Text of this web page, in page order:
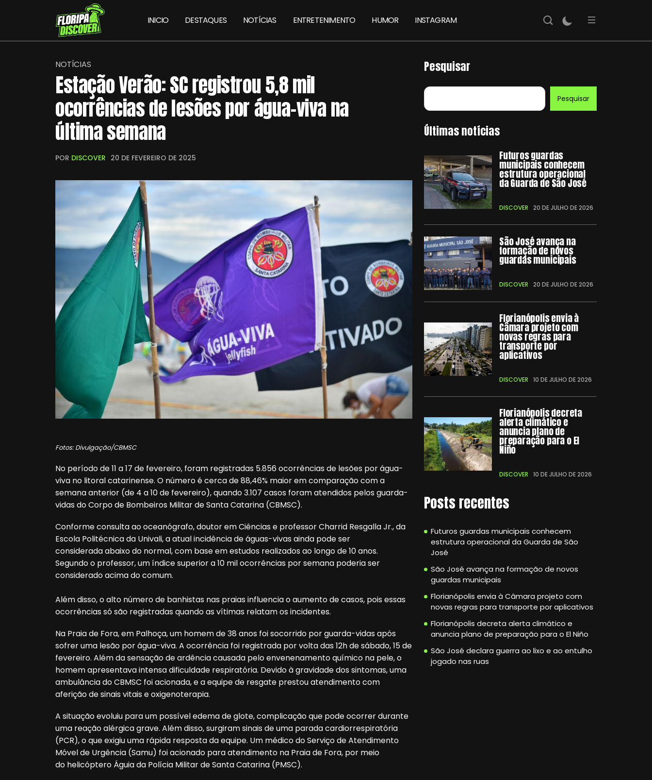
INICIO DESTAQUES NOTÍCIAS ENTRETENIMENTO HUMOR INSTAGRAM
NOTÍCIAS
Estação Verão: SC registrou 5,8 mil
ocorrências de lesões por água-viva na
última semana
POR DISCOVER 20 DE FEVEREIRO DE 2025
Fotos: Divulgação/CBMSC
No período de 11 a 17 de fevereiro, foram registradas 5.856 ocorrências de lesões por água-
viva no litoral catarinense. O número é cerca de 88,46% maior em comparação com a
semana anterior (de 4 a 10 de fevereiro), quando 3.107 casos foram atendidos pelos guarda-
vidas do Corpo de Bombeiros Militar de Santa Catarina (CBMSC).
Conforme consulta ao oceanógrafo, doutor em Ciências e professor Charrid Resgalla Jr., da
Escola Politécnica da Univali, a atual incidência de águas-vivas ainda pode ser
considerada abaixo do normal, com base em estudos realizados ao longo de 10 anos.
Segundo o professor, um índice superior a 10 mil ocorrências por semana poderia ser
considerado acima do comum.
Além disso, o alto número de banhistas nas praias influencia o aumento de casos, pois essas
ocorrências só são registradas quando as vítimas relatam os incidentes.
Na Praia de Fora, em Palhoça, um homem de 38 anos foi socorrido por guarda-vidas após
sofrer uma lesão por água-viva. A ocorrência foi registrada por volta das 12h de sábado, 15 de
fevereiro. Além da sensação de ardência causada pelo envenenamento químico na pele, o
homem apresentava intensa dificuldade respiratória. Devido à gravidade dos sintomas, uma
ambulância do CBMSC foi acionada, e a equipe de resgate prestou atendimento com
aferição de sinais vitais e oxigenoterapia.
A situação evoluiu para um possível edema de glote, complicação que pode ocorrer durante
uma reação alérgica grave. Além disso, surgiram sinais de uma parada cardiorrespiratória
(PCR), o que exigiu uma rápida resposta da equipe. Um médico do Serviço de Atendimento
Móvel de Urgência (Samu) foi acionado para atendimento na Praia de Fora, por meio
do helicóptero Águia da Polícia Militar de Santa Catarina (PMSC).
Pesquisar
Pesquisar
Últimas notícias
Futuros guardas
municipais conhecem
estrutura operacional
da Guarda de São José
DISCOVER 20 DE JULHO DE 2026
São José avança na
formação de novos
guardas municipais
DISCOVER 20 DE JULHO DE 2026
Florianópolis envia à
Câmara projeto com
novas regras para
transporte por
aplicativos
DISCOVER 10 DE JULHO DE 2026
Florianópolis decreta
alerta climático e
anuncia plano de
preparação para o El
Niño
DISCOVER 10 DE JULHO DE 2026
Posts recentes
Futuros guardas municipais conhecem
estrutura operacional da Guarda de São
José
São José avança na formação de novos
guardas municipais
Florianópolis envia à Câmara projeto com
novas regras para transporte por aplicativos
Florianópolis decreta alerta climático e
anuncia plano de preparação para o El Niño
São José declara guerra ao lixo e ao entulho
jogado nas ruas